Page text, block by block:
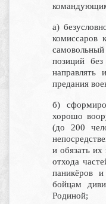
а)
комиссаров
позиций
предания
б)
хорошо
(до 200
и обязать их
отхода
паникёров
бойцам
Родиной;